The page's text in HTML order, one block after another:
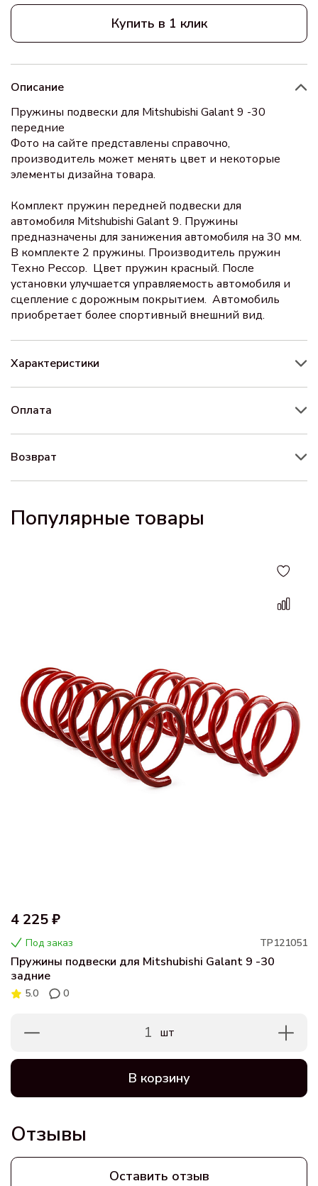
Купить в 1 клик
Описание
Пружины подвески для Mitshubishi Galant 9 -30
передние
Фото на сайте представлены справочно,
производитель может менять цвет и некоторые
элементы дизайна товара.
Комплект пружин передней подвески для
автомобиля Mitshubishi Galant 9. Пружины
предназначены для занижения автомобиля на 30 мм.
В комплекте 2 пружины. Производитель пружин
Техно Рессор. Цвет пружин красный. После
установки улучшается управляемость автомобиля и
сцепление с дорожным покрытием. Автомобиль
приобретает более спортивный внешний вид.
Характеристики
Оплата
Возврат
Популярные товары
4 225 ₽
Под заказ ТР121051
Пружины подвески для Mitshubishi Galant 9 -30
задние
5.0 0
1 шт
В корзину
Отзывы
Оставить отзыв